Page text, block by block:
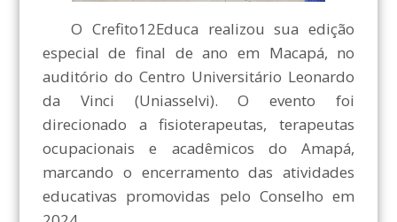
O Crefito12Educa realizou sua edição
especial de final de ano em Macapá, no
auditório do Centro Universitário Leonardo
da Vinci (Uniasselvi). O evento foi
direcionado a fisioterapeutas, terapeutas
ocupacionais e acadêmicos do Amapá,
marcando o encerramento das atividades
educativas promovidas pelo Conselho em